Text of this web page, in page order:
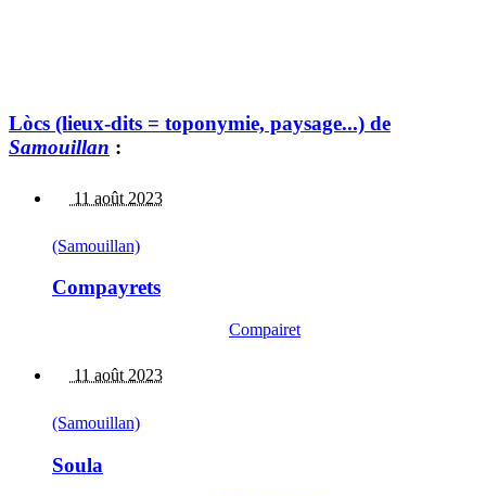
Lòcs (lieux-dits = toponymie, paysage...) de
Samouillan :
11 août 2023
(Samouillan)
Compayrets
Compairet
11 août 2023
(Samouillan)
Soula